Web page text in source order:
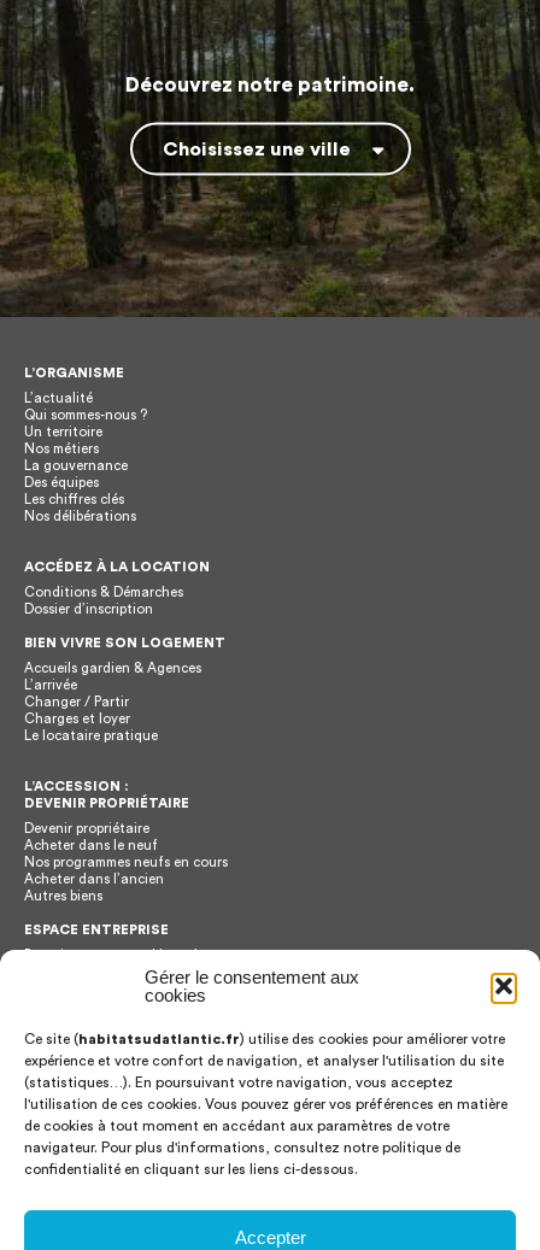
Gérer le consentement aux
cookies
Ce site (habitatsudatlantic.fr) utilise des cookies pour améliorer votre
expérience et votre confort de navigation, et analyser l'utilisation du site
(statistiques…). En poursuivant votre navigation, vous acceptez
l'utilisation de ces cookies. Vous pouvez gérer vos préférences en matière
de cookies à tout moment en accédant aux paramètres de votre
navigateur. Pour plus d'informations, consultez notre politique de
confidentialité en cliquant sur les liens ci-dessous.
Accepter
Découvrez notre patrimoine.
Choisissez une ville
L’ORGANISME
L’actualité
Qui sommes-nous ?
Un territoire
Nos métiers
La gouvernance
Des équipes
Les chiffres clés
Nos délibérations
ACCÉDEZ À LA LOCATION
Conditions & Démarches
Dossier d’inscription
BIEN VIVRE SON LOGEMENT
Accueils gardien & Agences
L’arrivée
Changer / Partir
Charges et loyer
Le locataire pratique
L’ACCESSION :
DEVENIR PROPRIÉTAIRE
Devenir propriétaire
Acheter dans le neuf
Nos programmes neufs en cours
Acheter dans l’ancien
Autres biens
ESPACE ENTREPRISE
Plateforme de dématerialisation
CONTACT
Habitat Sud Atlantic
2 Chemin Abbé Edouard Cestac
64100
BAYONNE
Tél.
05 59 58 40 00
Offres d’emploi
location & accession